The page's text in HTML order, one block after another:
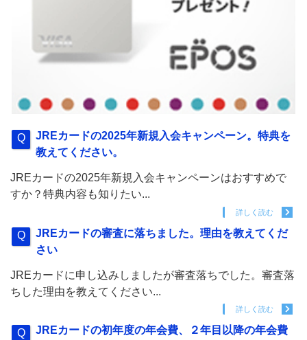
JREカードの2025年新規入会キャンペーン。特典を
教えてください。
JREカードの2025年新規入会キャンペーンはおすすめで
すか？特典内容も知りたい...
詳しく読む
JREカードの審査に落ちました。理由を教えてくだ
さい
JREカードに申し込みしましたが審査落ちでした。審査落
ちした理由を教えてください...
詳しく読む
JREカードの初年度の年会費、２年目以降の年会費